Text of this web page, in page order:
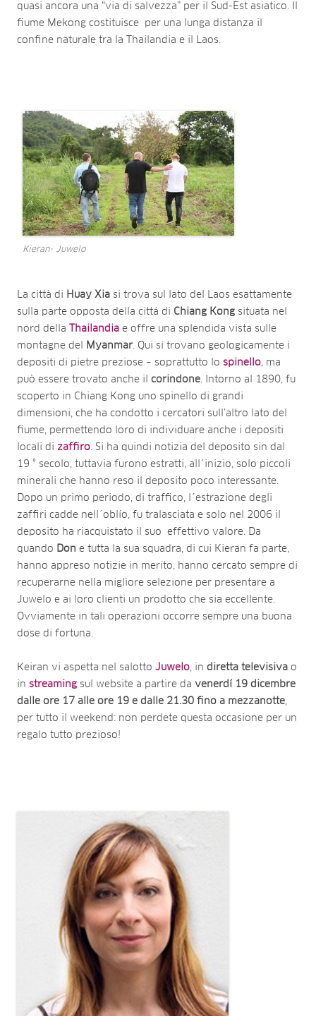
quasi ancora una “via di salvezza” per il Sud-Est asiatico. Il
fiume Mekong costituisce per una lunga distanza il
confine naturale tra la Thailandia e il Laos.
Kieran- Juwelo
La città di Huay Xia si trova sul lato del Laos esattamente
sulla parte opposta della cittá di Chiang Kong situata nel
nord della
Thailandia e offre una splendida vista sulle
montagne del
Myanmar . Qui si trovano geologicamente i
depositi di pietre preziose – soprattutto lo spinello , ma
può essere trovato anche il corindone . Intorno al 1890, fu
scoperto in Chiang Kong uno spinello di grandi
dimensioni, che ha condotto i cercatori sull’altro lato del
fiume, permettendo loro di individuare anche i depositi
locali di zaffiro . Si ha quindi notizia del deposito sin dal
19 ° secolo, tuttavia furono estratti, all´inizio, solo piccoli
minerali che hanno reso il deposito poco interessante.
Dopo un primo periodo, di traffico, l´estrazione degli
zaffiri cadde nell´oblío, fu tralasciata e solo nel 2006 il
deposito ha riacquistato il suo effettivo valore. Da
quando Don e tutta la sua squadra, di cui Kieran fa parte,
hanno appreso notizie in merito, hanno cercato sempre di
recuperarne nella migliore selezione per presentare a
Juwelo e ai loro clienti un prodotto che sia eccellente.
Ovviamente in tali operazioni occorre sempre una buona
dose di fortuna.
Keiran vi aspetta nel salotto Juwelo , in diretta televisiva o
in streaming sul website a partire da venerdí 19 dicembre
dalle ore 17 alle ore 19 e dalle 21.30 fino a mezzanotte
per tutto il weekend: non perdete questa occasione per un
regalo tutto prezioso!